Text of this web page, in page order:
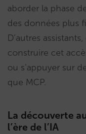
aborder la phase
des données plus
D’autres
construire cet
ou s’appuyer sur
que MCP.
La découverte
l’ère de l’IA